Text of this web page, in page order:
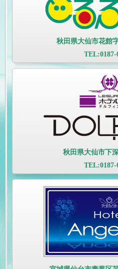
秋田県大仙市花館
TEL:0187-
秋田県大仙市下
TEL:0187-